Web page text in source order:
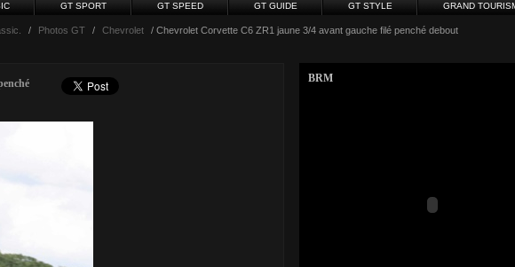
GT SPORT GT SPEED GT GUIDE GT STYLE GRAND
/ Photos GT / Chevrolet / Chevrolet Corvette C6 ZR1 jaune 3/4 avant gauche filé penché debout
BRM